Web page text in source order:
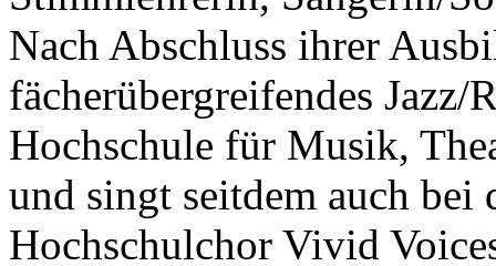
Nach Abschluss ihrer
fächerübergreifendes Jazz/
Hochschule für Musik,
und singt seitdem auch bei
Hochschulchor Vivid